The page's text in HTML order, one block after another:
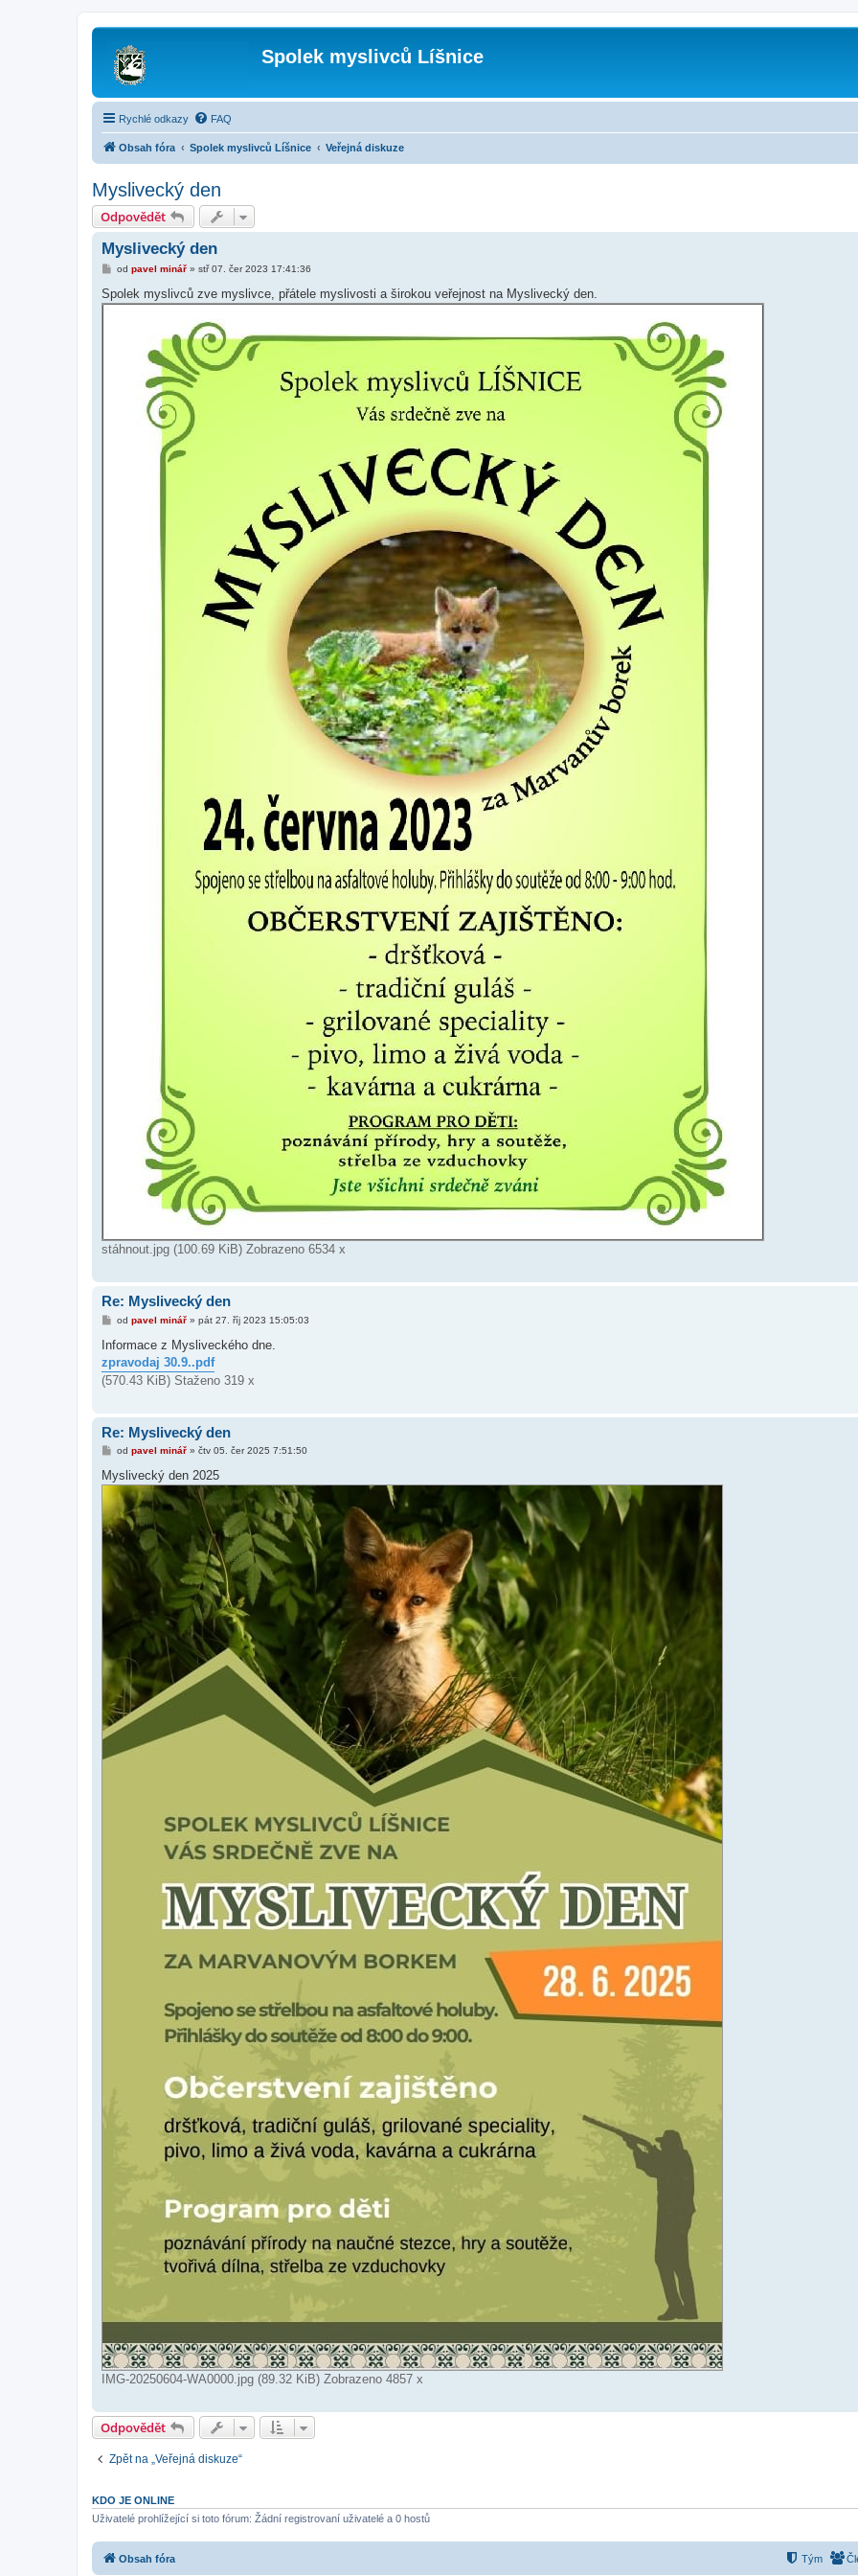
Spolek myslivců Líšnice
Rychlé odkazy FAQ
Obsah fóra Spolek myslivců Líšnice Veřejná diskuze
Myslivecký den
Odpovědět
Myslivecký den
P
í
s
od pavel minář» stř 07. čer 2023 17:41:36
Spolek myslivců zve myslivce, přátele myslivosti a širokou veřejnost na Myslivecký den.
stáhnout.jpg (100.69 KiB) Zobrazeno 6534 x
Re: Myslivecký den
P
í
p
ě
v
od pavel minář» pát 27. říj 2023 15:05:03
Informace z Mysliveckého dne.
zpravodaj 30.9..pdf
(570.43 KiB) Staženo 319 x
Re: Myslivecký den
P
í
s
ě
v
e
od pavel minář» čtv 05. čer 2025 7:51:50
Myslivecký den 2025
IMG-20250604-WA0000.jpg (89.32 KiB) Zobrazeno 4857 x
Odpovědět
Zpět na „Veřejná diskuze“
KDO JE ONLINE
Uživatelé prohlížející si toto fórum: Žádní registrovaní uživatelé a 0 hostů
Obsah fóra Tým